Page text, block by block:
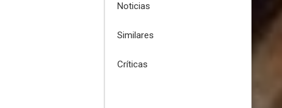
Noticias
Similares
Críticas